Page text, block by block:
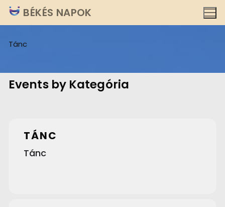
Ugrás
a
BÉKÉS NAPOK
Tánc
Events by Kategória
TÁNC
Tánc